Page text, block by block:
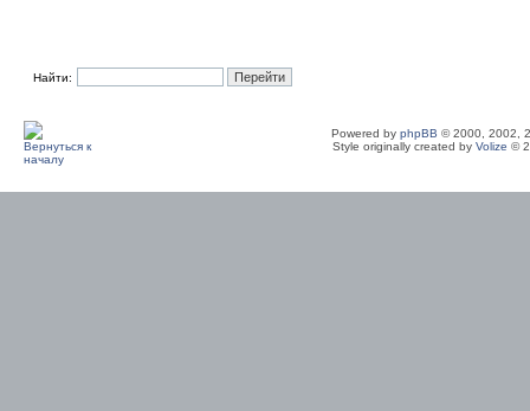
Найти:
Powered by phpBB © 2000, 2002,
Style originally created by Volize ©